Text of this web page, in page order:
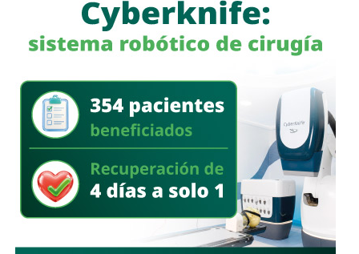
“apertura total” de la dependencia para recibir esas
delincuentes y asegura armas durante operativos en SLP